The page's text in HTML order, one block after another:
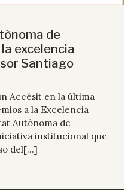
de
excelencia
Santiago
Accésit en la última
a la Excelencia
Autònoma de
institucional que
del[...]